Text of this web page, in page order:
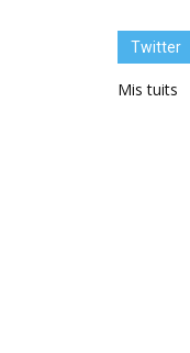
Twitter
Mis tuits